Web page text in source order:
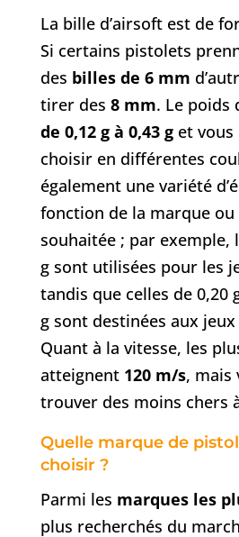
La bille d’airsoft est de
Si certains pistolets
des billes de 6 mm
tirer des 8 mm. Le poids
de 0,12 g à 0,43 g et vous
choisir en différentes
également une variété
fonction de la marque ou
souhaitée ; par exemple,
g sont utilisées pour les
tandis que celles de 0,20
g sont destinées aux jeux
Quant à la vitesse, les
atteignent 120 m/s, mais
trouver des moins chers
Quelle marque de
choisir ?
Parmi les marques les
plus recherchés du